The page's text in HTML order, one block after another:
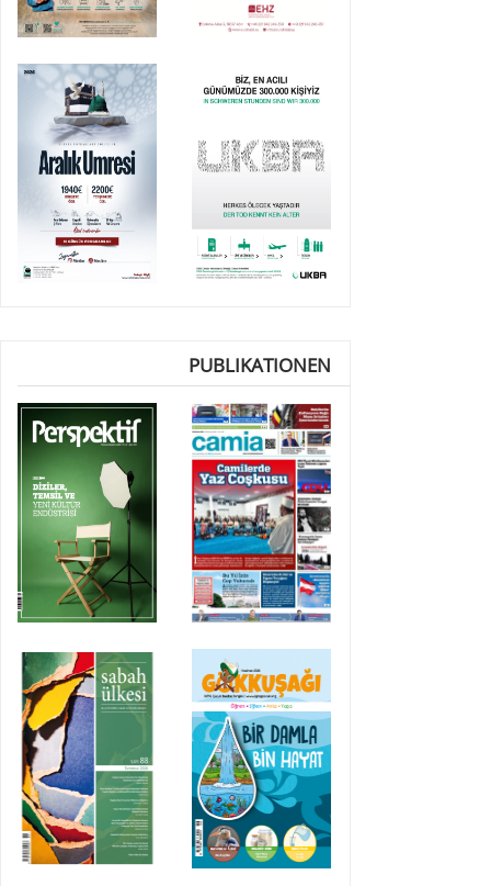
PUBLIKATIONEN